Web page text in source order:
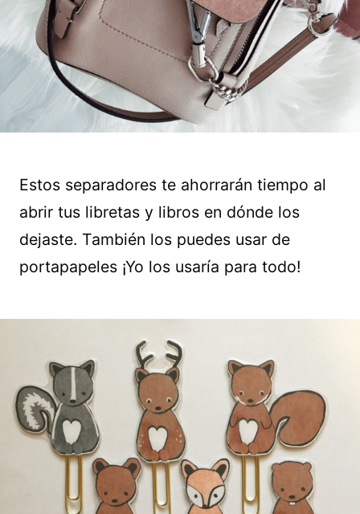
Estos separadores te ahorrarán tiempo al
abrir tus libretas y libros en dónde los
dejaste. También los puedes usar de
portapapeles ¡Yo los usaría para todo!